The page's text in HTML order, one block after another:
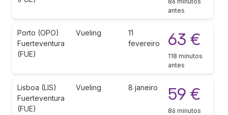
antes
Porto (OPO)
Fuerteventura
(FUE)
Vueling
11
fevereiro
63 €
118 minutos
antes
Lisboa (LIS)
Fuerteventura
(FUE)
Vueling 8 janeiro 59 €
86 minutos